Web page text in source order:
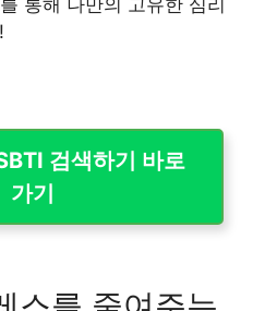
통해 나만의 고유한 심리
검색하기 바로
가기